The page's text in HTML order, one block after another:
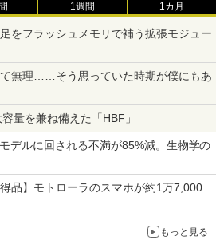
1週間 1カ月
をフラッシュメモリで補う拡張モジュー
無理……そう思っていた時期が僕にもあ
量を兼ね備えた「HBF」
デルに回される不満が85%減。生物学の
品】モトローラのスマホが約1万7,000
もっと見る